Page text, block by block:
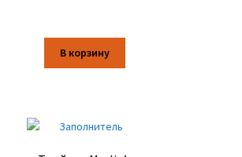
В корзину